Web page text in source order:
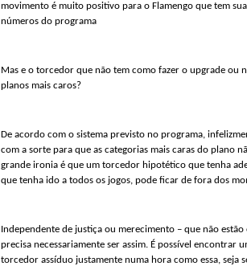
movimento é muito positivo para o Flamengo que tem
números do programa
Mas e o torcedor que não tem como fazer o upgrade ou
planos mais caros?
De acordo com o sistema previsto no programa,
com a sorte para que as categorias mais caras do plano
grande ironia é que um torcedor hipotético que tenha
que tenha ido a todos os jogos, pode ficar de fora dos
Independente de justiça ou merecimento – que não
precisa necessariamente ser assim. É possível encontrar
torcedor assíduo justamente numa hora como essa, seja